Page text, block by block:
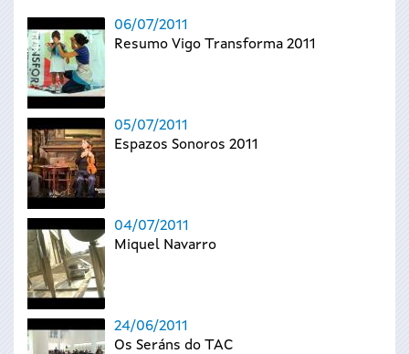
06/07/2011
Resumo Vigo Transforma 2011
05/07/2011
Espazos Sonoros 2011
04/07/2011
Miquel Navarro
24/06/2011
Os Seráns do TAC